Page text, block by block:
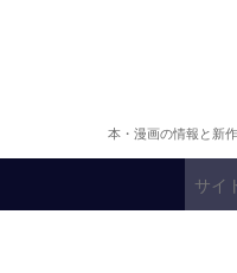
本・漫画の情報と新